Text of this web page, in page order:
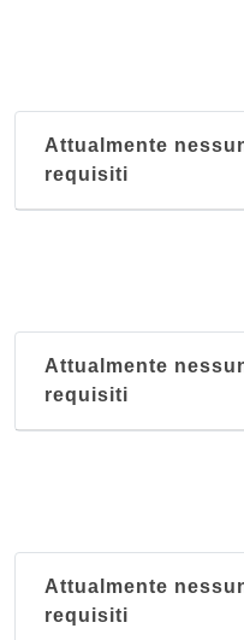
Attualmente
requisiti
Attualmente
requisiti
Attualmente
requisiti